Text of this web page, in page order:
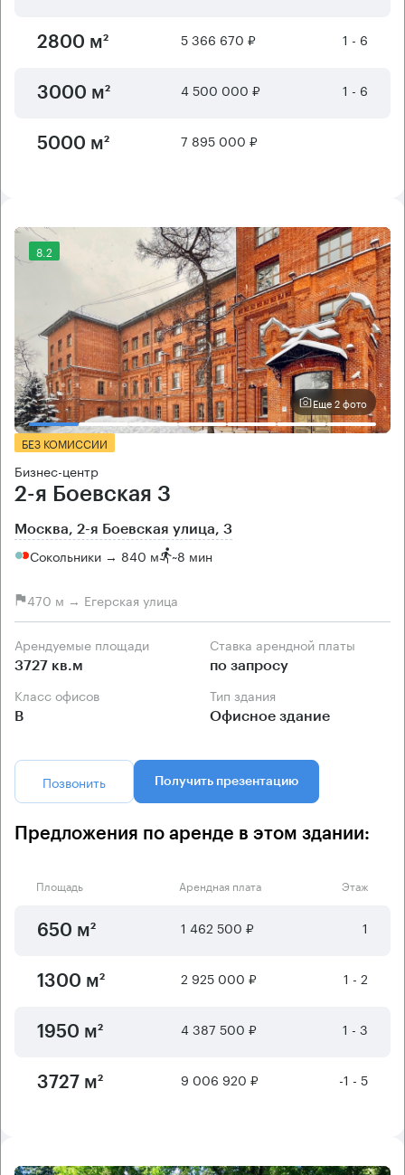
2800 м² 5 366 670 ₽ 1 - 6
3000 м² 4 500 000 ₽ 1 - 6
5000 м² 7 895 000 ₽
8.2
Еще 2 фото
БЕЗ КОМИССИИ
Бизнес-центр
2-я Боевская 3
Москва, 2-я Боевская улица, 3
Сокольники → 840 м ~8 мин
470 м → Егерская улица
Арендуемые площади
3727 кв.м
Ставка арендной платы
по запросу
Класс офисов
B
Тип здания
Офисное здание
Позвонить Получить презентацию
Предложения по аренде в этом здании:
Площадь Арендная плата Этаж
650 м² 1 462 500 ₽ 1
1300 м² 2 925 000 ₽ 1 - 2
1950 м² 4 387 500 ₽ 1 - 3
3727 м² 9 006 920 ₽ -1 - 5